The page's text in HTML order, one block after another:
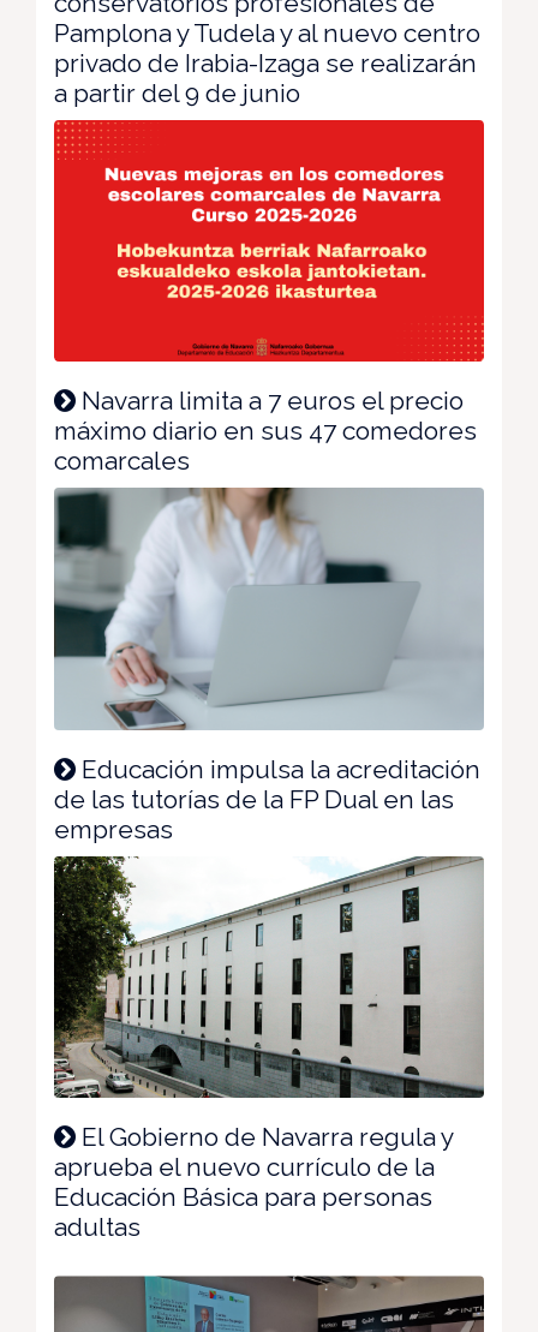
Pamplona y Tudela y al nuevo centro
privado de Irabia-Izaga se realizarán
a partir del 9 de junio
Navarra limita a 7 euros el precio
máximo diario en sus 47 comedores
comarcales
Educación impulsa la acreditación
de las tutorías de la FP Dual en las
empresas
El Gobierno de Navarra regula y
aprueba el nuevo currículo de la
Educación Básica para personas
adultas